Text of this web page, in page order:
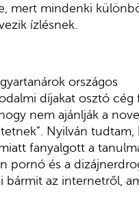
mert mindenki
ízlésnek.
országos
díjakat osztó cég
nem ajánlják a
Nyilván tudtam,
fanyalgott a
pornó és a
bármit az internetről,